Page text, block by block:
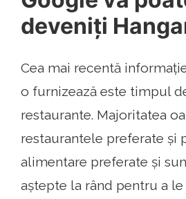
deveniți
Cea mai recentă
o furnizează este timpul
restaurante. Majoritatea
restaurantele preferate și
alimentare preferate și
aștepte la rând pentru a